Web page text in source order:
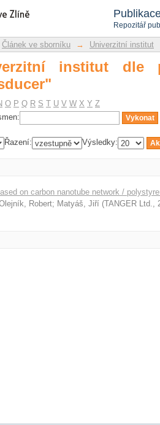
Repozitář
institut dle
Článek ve sborníku → Univerzitní institut
institut dle
O P Q R S T U V W X Y Z
Řazení: Výsledky:
on carbon nanotube network /
Robert; Matyáš, Jiří (TANGER Ltd.,